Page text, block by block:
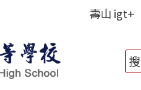
壽山 igt+